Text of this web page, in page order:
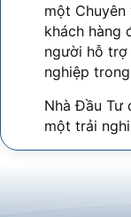
một
khách hàng
người hỗ
nghiệp
Nhà Đầu Tư
một trải